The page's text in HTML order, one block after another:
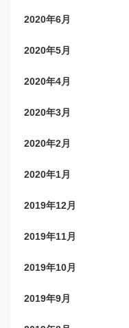
2020年6月
2020年5月
2020年4月
2020年3月
2020年2月
2020年1月
2019年12月
2019年11月
2019年10月
2019年9月